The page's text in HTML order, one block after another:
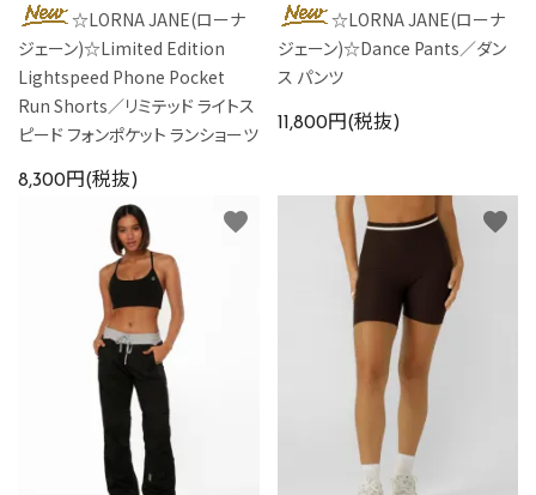
☆LORNA JANE(ローナ
ジェーン)☆Limited Edition
Lightspeed Phone Pocket
Run Shorts／リミテッド ライトス
ピード フォンポケット ランショーツ
8,300円(税抜)
☆LORNA JANE(ローナ
ジェーン)☆Dance Pants／ダン
ス パンツ
11,800円(税抜)
favorite favorite